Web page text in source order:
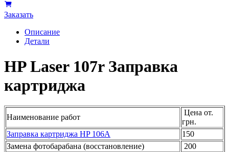
Заказать
Описание
Детали
HP Laser 107r Заправка
картриджа
Наименование работ
Цена от.
грн.
Заправка картриджа HP 106А
150
Замена фотобарабана (восстановление)
200